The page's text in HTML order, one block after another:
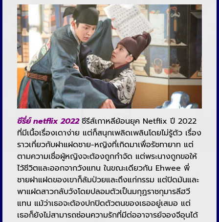
ซีรี่ย์ netflix 2022ซีรีส์เกาหลีย้อนยุค Netflix ปี 2022
ที่มีเนื้อเรื่องเดาง่าย แต่ก็สนุกเพลิดเพลินโดยไม่รู้ตัว เรื่อง
ราวเกี่ยวกับฝาแฝดชาย-หญิงที่เกิดมาเพื่อรัชทายาท แต่
ตามความเชื่อผู้หญิงจะต้องถูกกำจัด แต่พระนางถูกขอให้
ไว้ชีวิตและออกจากวังแทน ในขณะเดียวกัน Ehwee พี่
ชายฝาแฝดของเขาก็ล้มป่วยและถึงแก่กรรม แต่ปิดมันและ
พาแฝดสาวกลับวังโดยปลอมตัวเป็นมกุฏราชกุมารลีฮวี
แทน แม้ว่าเธอจะต้องปกปิดตัวตนของเธออยู่เสมอ แต่
เธอก็ยังไม่สามารถซ่อนความรักที่มีต่ออาจารย์จองจีอุนได้